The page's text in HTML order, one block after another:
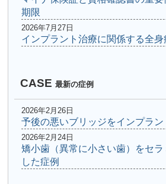
期限
2026年7月27日
インプラント治療に関係する全身
CASE 最新の症例
2026年2月26日
予後の悪いブリッジをインプラン
2026年2月24日
矯小歯（異常に小さい歯）をセ
した症例